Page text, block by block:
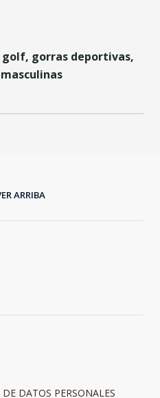
gorras deportivas,
ARRIBA
DATOS PERSONALES